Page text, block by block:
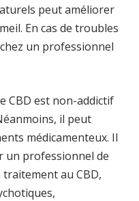
peut améliorer
En cas de troubles
un professionnel
CBD est non-addictif
il peut
médicamenteux. Il
un professionnel de
au CBD,